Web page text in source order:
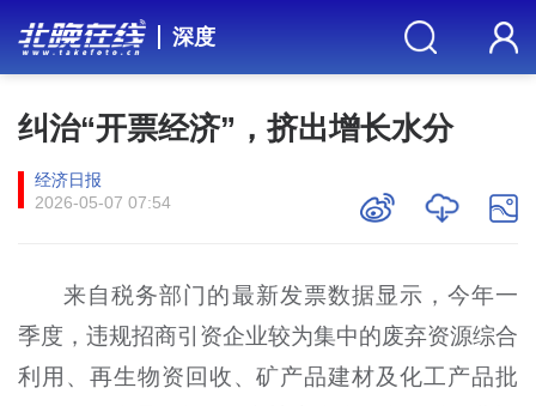
深度
纠治“开票经济”，挤出增长水分
经济日报
2026-05-07 07:54
来自税务部门的最新发票数据显示，今年一
季度，违规招商引资企业较为集中的废弃资源综合
利用、再生物资回收、矿产品建材及化工产品批